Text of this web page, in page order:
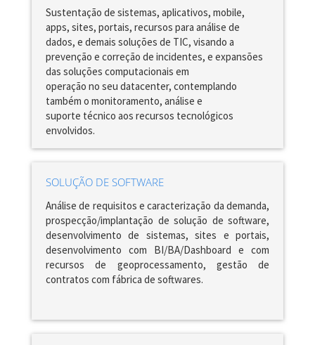
Sustentação de sistemas, aplicativos, mobile,
apps, sites, portais, recursos para análise de
dados, e demais soluções de TIC, visando a
prevenção e correção de incidentes, e expansões
das soluções computacionais em
operação no seu datacenter, contemplando
também o monitoramento, análise e
suporte técnico aos recursos tecnológicos
envolvidos.
SOLUÇÃO DE SOFTWARE
Análise de requisitos e caracterização da demanda,
prospecção/implantação de solução de software,
desenvolvimento de sistemas, sites e portais,
desenvolvimento com BI/BA/Dashboard e com
recursos de geoprocessamento, gestão de
contratos com fábrica de softwares.